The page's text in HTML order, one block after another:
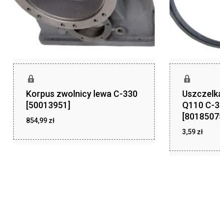
Korpus zwolnicy lewa C-330
[50013951]
854,99 zł
Q110 C-
3,59 zł